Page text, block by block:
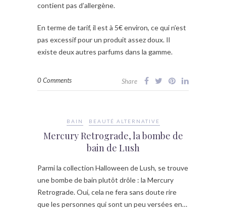
contient pas d’allergène.
En terme de tarif, il est à 5€ environ, ce qui n’est
pas excessif pour un produit assez doux. Il
existe deux autres parfums dans la gamme.
0 Comments Share
BAIN BEAUTÉ ALTERNATIVE
Mercury Retrograde, la bombe de
bain de Lush
Parmi la collection Halloween de Lush, se trouve
une bombe de bain plutôt drôle : la Mercury
Retrograde. Oui, cela ne fera sans doute rire
que les personnes qui sont un peu versées en…